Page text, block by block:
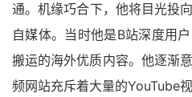
通。机缘巧合下，他将目光
自媒体。当时他是B站深度用
搬运的海外优质内容。他逐渐
频网站充斥着大量的YouTube